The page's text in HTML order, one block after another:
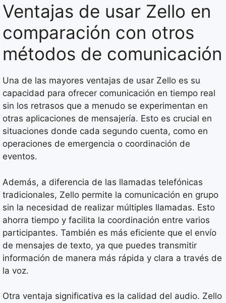
Ventajas de usar Zello en
comparación con otros
métodos de comunicación
Una de las mayores ventajas de usar Zello es su
capacidad para ofrecer comunicación en tiempo real
sin los retrasos que a menudo se experimentan en
otras aplicaciones de mensajería. Esto es crucial en
situaciones donde cada segundo cuenta, como en
operaciones de emergencia o coordinación de
eventos.
Además, a diferencia de las llamadas telefónicas
tradicionales, Zello permite la comunicación en grupo
sin la necesidad de realizar múltiples llamadas. Esto
ahorra tiempo y facilita la coordinación entre varios
participantes. También es más eficiente que el envío
de mensajes de texto, ya que puedes transmitir
información de manera más rápida y clara a través de
la voz.
Otra ventaja significativa es la calidad del audio. Zello